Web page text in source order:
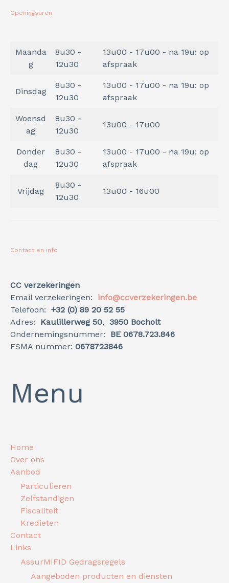
Openingsuren
Maanda
g
8u30 -
12u30
13u00 - 17u00 - na 19u: op
afspraak
Dinsdag
8u30 -
12u30
13u00 - 17u00 - na 19u: op
afspraak
Woensd
ag
8u30 -
12u30
13u00 - 17u00
Donder
dag
8u30 -
12u30
13u00 - 17u00 - na 19u: op
afspraak
Vrijdag
8u30 -
12u30
13u00 - 16u00
Contact en info
CC verzekeringen
Email verzekeringen:
info@ccverzekeringen.be
Telefoon: +32 (0) 89 20 52 55
Adres:
Kaulillerweg 50, 3950 Bocholt
Ondernemingsnummer:
BE 0678.723.846
FSMA nummer: 0678723846
Menu
Home
Over ons
Aanbod
Particulieren
Zelfstandigen
Fiscaliteit
Kredieten
Contact
Links
AssurMIFID Gedragsregels
Aangeboden producten en diensten